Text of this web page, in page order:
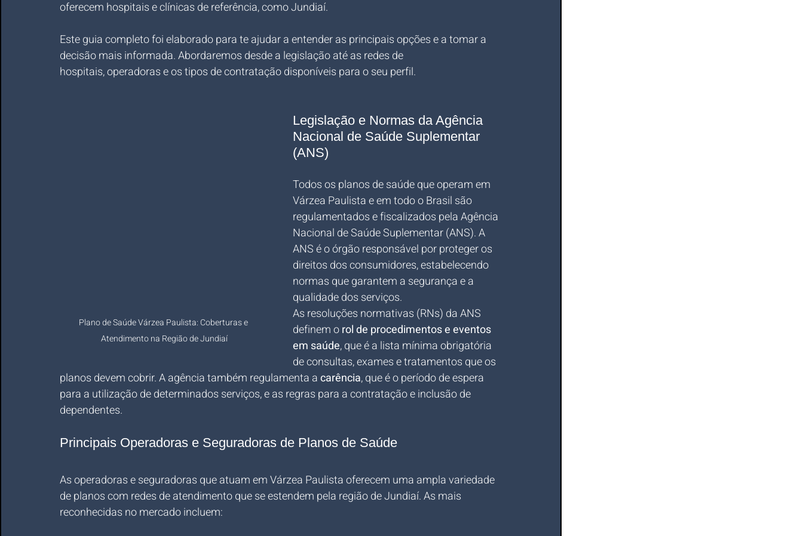
oferecem hospitais e clínicas de referência, como Jundiaí.
Este guia completo foi elaborado para te ajudar a entender as principais opções e a tomar a
decisão mais informada. Abordaremos desde a legislação até as redes de
hospitais, operadoras e os tipos de contratação disponíveis para o seu perfil.
Plano de Saúde Várzea Paulista: Coberturas e
Atendimento na Região de Jundiaí
Legislação e Normas da Agência
Nacional de Saúde Suplementar
(ANS)
Todos os planos de saúde que operam em
Várzea Paulista e em todo o Brasil são
regulamentados e fiscalizados pela Agência
Nacional de Saúde Suplementar (ANS). A
ANS é o órgão responsável por proteger os
direitos dos consumidores, estabelecendo
normas que garantem a segurança e a
qualidade dos serviços.
As resoluções normativas (RNs) da ANS
definem o rol de procedimentos e eventos
em saúde, que é a lista mínima obrigatória
de consultas, exames e tratamentos que os
planos devem cobrir. A agência também regulamenta a carência, que é o período de espera
para a utilização de determinados serviços, e as regras para a contratação e inclusão de
dependentes.
Principais Operadoras e Seguradoras de Planos de Saúde
As operadoras e seguradoras que atuam em Várzea Paulista oferecem uma ampla variedade
de planos com redes de atendimento que se estendem pela região de Jundiaí. As mais
reconhecidas no mercado incluem: